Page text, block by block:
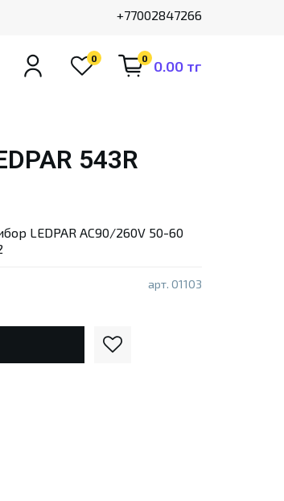
+77002847266
0 0 0.00 тг
арт. 01103
543R
LEDPAR AC90/260V 50-60